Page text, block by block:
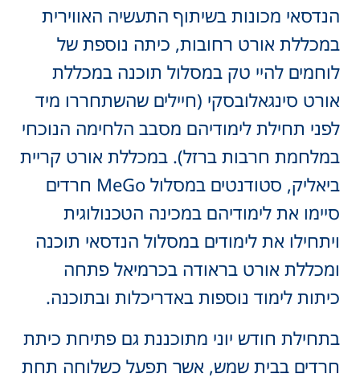
הנדסאי מכונות בשיתוף התעשיה האווירית
במכללת אורט רחובות, כיתה נוספת של
לוחמים להיי טק במסלול תוכנה במכללת
אורט סינגאלובסקי (חיילים שהשתחררו מיד
לפני תחילת לימודיהם מסבב הלחימה הנוכחי
במלחמת חרבות ברזל). במכללת אורט קריית
ביאליק, סטודנטים במסלול MeGo חרדים
סיימו את לימודיהם במכינה הטכנולוגית
ויתחילו את לימודים במסלול הנדסאי תוכנה
ומכללת אורט בראודה בכרמיאל פתחה
כיתות לימוד נוספות באדריכלות ובתוכנה.
בתחילת חודש יוני מתוכננת גם פתיחת כיתת
חרדים בבית שמש, אשר תפעל כשלוחה תחת